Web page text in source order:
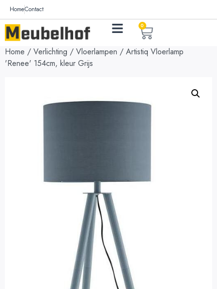
HomeContact
0
Home / Verlichting / Vloerlampen / Artistiq Vloerlamp
'Renee' 154cm, kleur Grijs